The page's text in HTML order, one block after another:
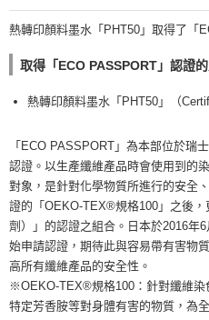
熱轉印顏料墨水「PHT50」取得了「
取得「ECO PASSPORT」認證
熱轉印顏料墨水「PHT50」（
「ECO PASSPORT」為本部位於瑞
認證。以生產纖維產品時會使用到的
對象，是針對化學物質所進行的安全
證的「OEKO-TEX®規格100」之後
劑）」的認證之組合。日本於2016年
始申請認證，期待此與容易帶有害物
高所有纖維產品的安全性。
※OEKO-TEX®規格100：針對纖維染
特定芳香胺等對身體有害的物質，為